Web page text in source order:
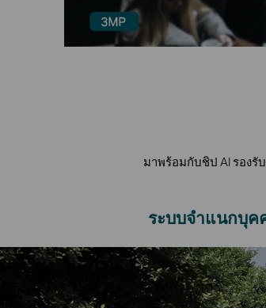
มาพร้อมกับชิป AI รอง
ระบบจำแนกบุ